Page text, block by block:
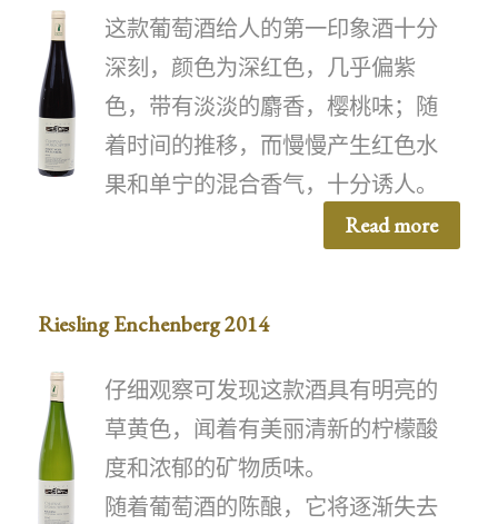
这款葡萄酒给人的第一印象酒十分
深刻，颜色为深红色，几乎偏紫
色，带有淡淡的麝香，樱桃味；随
着时间的推移，而慢慢产生红色水
果和单宁的混合香气，十分诱人。
Read more
Riesling Enchenberg 2014
仔细观察可发现这款酒具有明亮的
草黄色，闻着有美丽清新的柠檬酸
度和浓郁的矿物质味。
随着葡萄酒的陈酿，它将逐渐失去